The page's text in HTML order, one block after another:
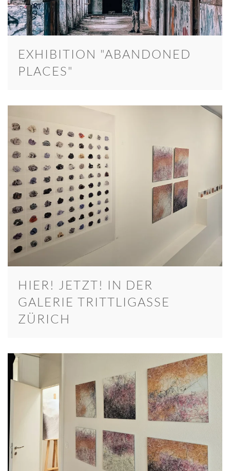
EXHIBITION "ABANDONED
PLACES"
HIER! JETZT! IN DER
GALERIE TRITTLIGASSE
ZÜRICH